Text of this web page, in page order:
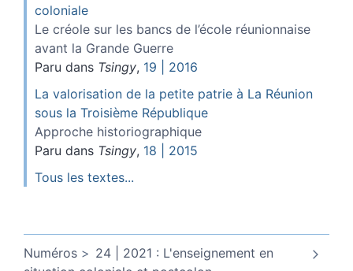
coloniale
Le créole sur les bancs de l’école réunionnaise
avant la Grande Guerre
Paru dans Tsingy, 19 | 2016
La valorisation de la petite patrie à La Réunion
sous la Troisième République
Approche historiographique
Paru dans Tsingy, 18 | 2015
Tous les textes...
Numéros
24 | 2021 : L'enseignement en